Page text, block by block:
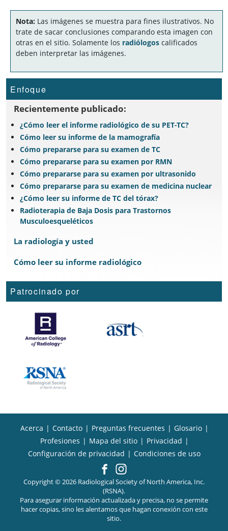
Nota: Las imágenes se muestra para fines ilustrativos. No
trate de sacar conclusiones comparando esta imagen con
otras en el sitio. Solamente los radiólogos calificados
deben interpretar las imágenes.
Enfoque
Recientemente publicado:
¿Cómo leer el informe radiológico de su PET-TC?
Cómo leer su informe de la mamografía
Cómo prepararse para su examen de TC
Cómo prepararse para su examen por RMN
Cómo prepararse para su examen por ultrasonido
Cómo prepararse para su examen de medicina nuclear
¿Cómo leer su informe de TC del tórax?
Radioterapia de Baja Dosis para Trastornos
Musculoesqueléticos
La radiología y usted
Cómo leer su informe radiológico
Patrocinado por
Acerca | Contacto | Preguntas frecuentes | Glosario |
Profesiones | Mapa del sitio | Privacidad |
Configuración de privacidad | Condiciones de uso
Copyright © 2026 Radiological Society of North America, Inc.
(RSNA).
Para asegurar información actualizada y precisa, no se permite
hacer copias, sino les alentamos que hagan conexión con este
sitio.